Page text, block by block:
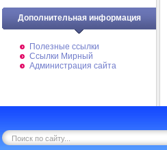
Дополнительная информация
Полезные ссылки
Ссылки Мирный
Администрация сайта